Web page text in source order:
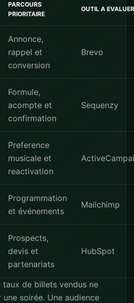
PARCOURS
PRIORITAIRE
OUTIL A EVALUER
Annonce,
rappel et
conversion
Brevo
Formule,
acompte et
confirmation
Sequenzy
Preference
musicale et
reactivation
Programmation
et événements
Mailchimp
Prospects,
devis et
partenariats
HubSpot
taux de billets vendus ne
soirée. Une audience